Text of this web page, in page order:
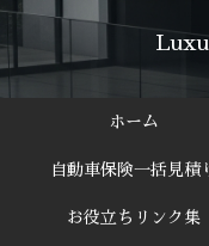
ホーム
自動車保険一括見積
お役立ちリンク集